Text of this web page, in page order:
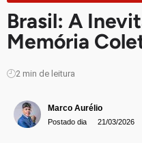
Brasil: A
Memória
2 min de leitura
Marco Aurélio
Postado dia 21/03/2026